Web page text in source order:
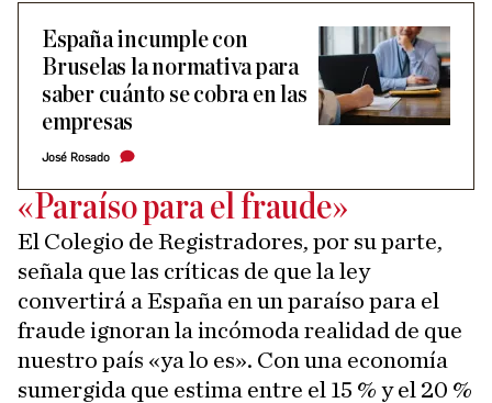
España incumple con
Bruselas la normativa para
saber cuánto se cobra en las
empresas
José Rosado
«Paraíso para el fraude»
El Colegio de Registradores, por su parte,
señala que las críticas de que la ley
convertirá a España en un paraíso para el
fraude ignoran la incómoda realidad de que
nuestro país «ya lo es». Con una economía
sumergida que estima entre el 15 % y el 20 %